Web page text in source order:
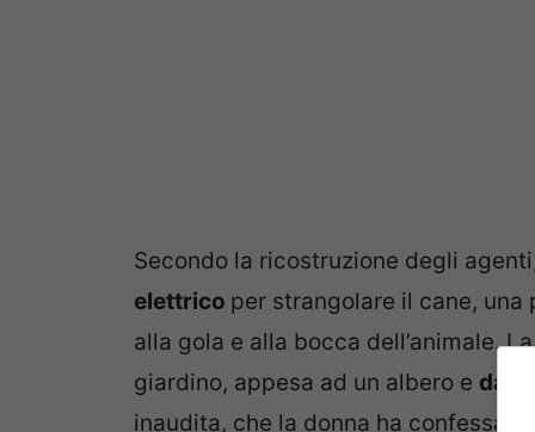
Secondo la ricostruzione degli
elettrico per strangolare il cane,
alla gola e alla bocca dell’animale.
giardino, appesa ad un albero e data
inaudita, che la donna ha confessato